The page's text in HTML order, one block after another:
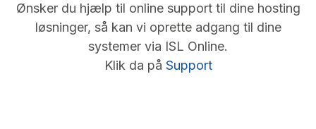
Ønsker du hjælp til online support til dine hosting
løsninger, så kan vi oprette adgang til dine
systemer via ISL Online.
Klik da på Support